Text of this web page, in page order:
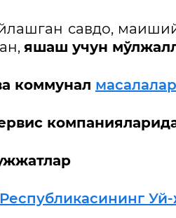
савдо,
яшаш учун
коммунал